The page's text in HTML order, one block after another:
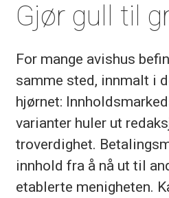
Gjør gull til
For mange avishus
samme sted, innmalt i
hjørnet:
varianter huler ut
troverdighet.
innhold fra å nå ut til
etablerte menigheten.